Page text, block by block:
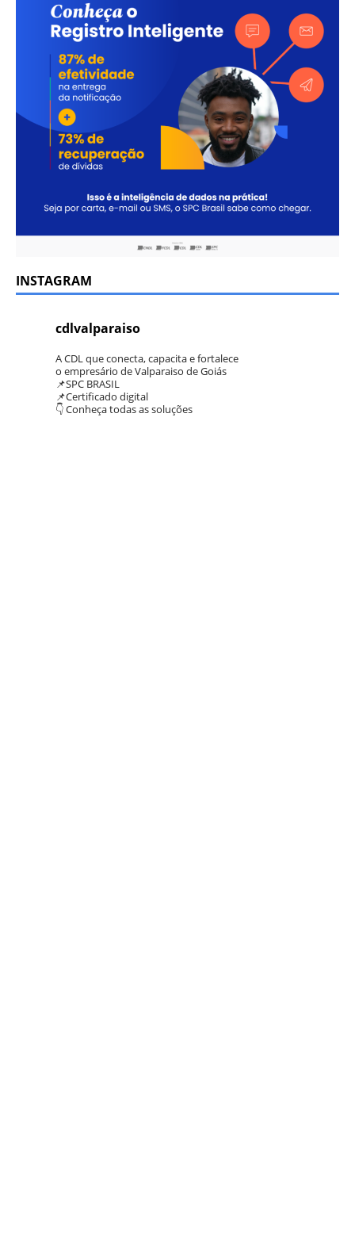
INSTAGRAM
cdlvalparaiso
A CDL que conecta, capacita e fortalece
o empresário de Valparaiso de Goiás
📌SPC BRASIL
📌Certificado digital
👇 Conheça todas as soluções